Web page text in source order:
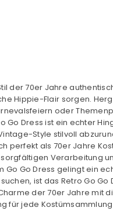
der 70er Jahre
Hippie-Flair sorgen.
oder
Dress ist ein echter
Style stilvoll
perfekt als 70er Jahre
Verarbeitung
Go Dress gelingt ein
ist das Retro Go
der 70er Jahre mit
für jede